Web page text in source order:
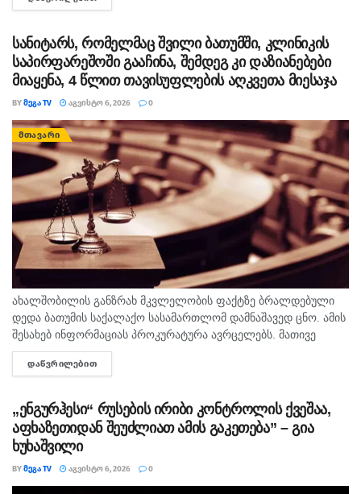
სანიტარს, რომელმაც შვილი ბათუმში, კლინიკის
საპირფარეშოში გააჩინა, შემდეგ კი დაზიანებები
მიაყენა, 4 წლით თავისუფლების აღკვეთა მიესაჯა
BYᲛᲔᲒᲐ TV ᲐᲒᲕᲘᲡᲢᲝ 6, 2026 0
ᲛᲗᲐᲕᲐᲠᲘ
ახალშობილის განზრახ მკვლელობის ფაქტზე ბრალდებული
დედა ბათუმის საქალაქო სასამართლომ დამნაშავედ ცნო. ამის
შესახებ ინფორმაციას პროკურატურა ავრცელებს. მათივე
ინფორმაციით, საქმე ეხება, 22 თებერვალს, ბათუმის ერთ-
ერთი კლინიკაში მომხდარ ფაქტს, რა დროსაც კლინიკის ერთ-
ᲓᲐᲬᲕᲠᲘᲚᲔᲑᲘᲗ
„ენგურჰესი“ რუსების ირიბი კონტროლის ქვეშაა,
აფხაზეთიდან შეუძლიათ ამის გაკეთება” – გია
ხუხაშვილი
BYᲛᲔᲒᲐ TV ᲐᲒᲕᲘᲡᲢᲝ 6, 2026 0